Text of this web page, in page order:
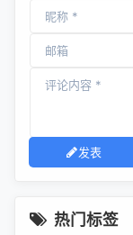
发表
热门标签